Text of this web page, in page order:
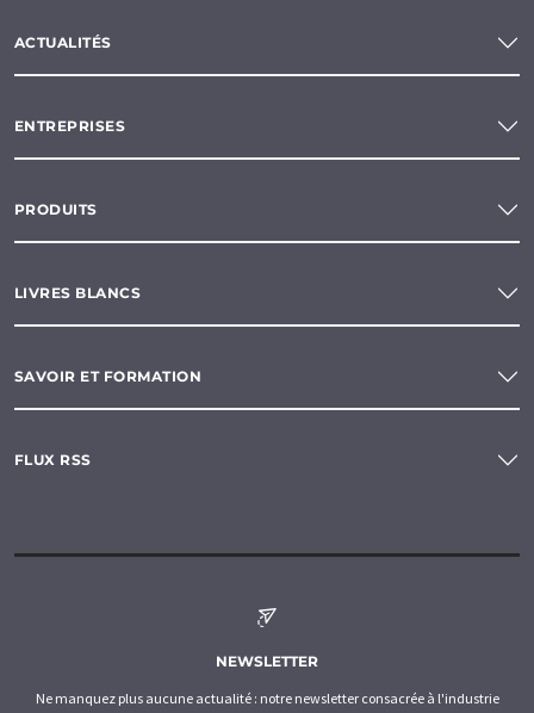
ACTUALITÉS
ENTREPRISES
PRODUITS
LIVRES BLANCS
SAVOIR ET FORMATION
FLUX RSS
NEWSLETTER
Ne manquez plus aucune actualité : notre newsletter consacrée à l'industrie